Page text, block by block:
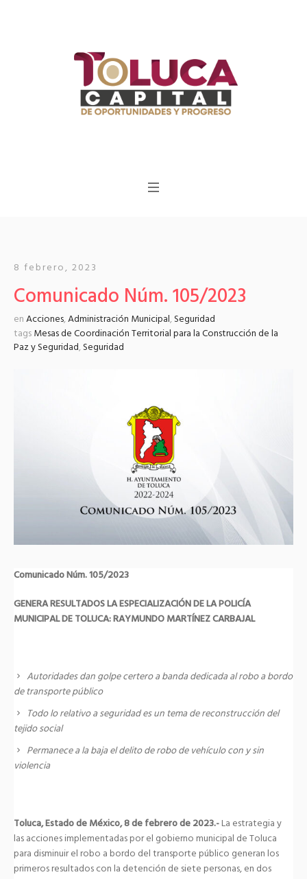
8 febrero, 2023
Comunicado Núm. 105/2023
enAcciones,Administración Municipal,Seguridad
tagsMesas de Coordinación Territorial para la Construcción de la
Paz y Seguridad,Seguridad
Comunicado Núm. 105/2023
GENERA RESULTADOS LA ESPECIALIZACIÓN DE LA POLICÍA
MUNICIPAL DE TOLUCA: RAYMUNDO MARTÍNEZ CARBAJAL
Autoridades dan golpe certero a banda dedicada al robo a bordo
de transporte público
Todo lo relativo a seguridad es un tema de reconstrucción del
tejido social
Permanece a la baja el delito de robo de vehículo con y sin
violencia
Toluca, Estado de México, 8 de febrero de 2023.-La estrategia y
las acciones implementadas por el gobierno municipal de Toluca
para disminuir el robo a bordo del transporte público generan los
primeros resultados con la detención de siete personas, en dos